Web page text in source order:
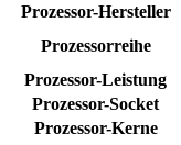
Prozessor-Hersteller
Prozessorreihe
Prozessor-Leistung
Prozessor-Socket
Prozessor-Kerne